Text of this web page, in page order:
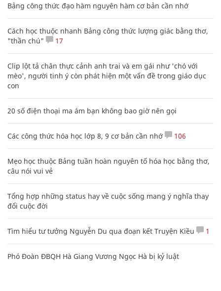
Bảng công thức đạo hàm nguyên hàm cơ bản cần nhớ
Cách học thuộc nhanh Bảng công thức lượng giác bằng thơ,
"thần chú"
17
Clip lột tả chân thực cảnh anh trai và em gái như 'chó với
mèo', người tinh ý còn phát hiện một vấn đề trong giáo dục
con
20 số điện thoại ma ám bạn không bao giờ nên gọi
Các công thức hóa học lớp 8, 9 cơ bản cần nhớ 106
Mẹo học thuộc Bảng tuần hoàn nguyên tố hóa học bằng thơ,
câu nói vui vẻ
Tổng hợp những status hay về cuộc sống mang ý nghĩa thay
đổi cuộc đời
Tìm hiểu tư tưởng Nguyễn Du qua đoạn kết Truyện Kiều 1
Phó Đoàn ĐBQH Hà Giang Vương Ngọc Hà bị kỷ luật